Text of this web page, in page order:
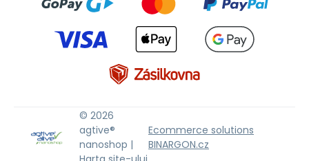
© 2026
agtive®
nanoshop |
Ecommerce solutions
BINARGON.cz